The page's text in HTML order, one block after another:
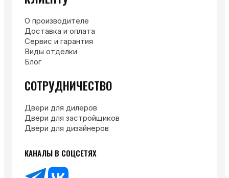
О производителе
Доставка и оплата
Сервис и гарантия
Виды отделки
Блог
СОТРУДНИЧЕСТВО
Двери для дилеров
Двери для застройщиков
Двери для дизайнеров
КАНАЛЫ В СОЦСЕТЯХ